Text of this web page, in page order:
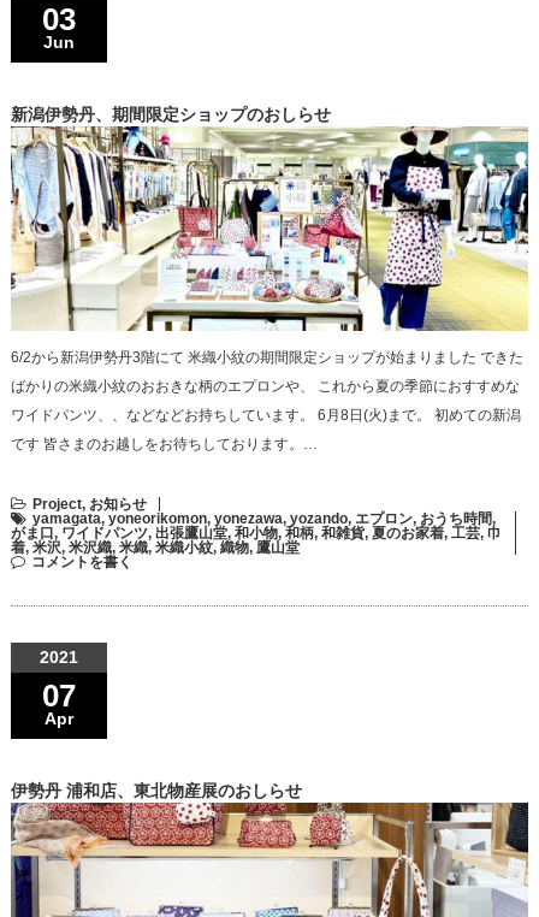
03
Jun
新潟伊勢丹、期間限定ショップのおしらせ
6/2から新潟伊勢丹3階にて 米織小紋の期間限定ショップが始まりました できた
ばかりの米織小紋のおおきな柄のエプロンや、 これから夏の季節におすすめな
ワイドパンツ、、などなどお持ちしています。 6月8日(火)まで。 初めての新潟
です 皆さまのお越しをお待ちしております。…
Project, お知らせ
yamagata, yoneorikomon, yonezawa, yozando, エプロン, おうち時間,
がま口, ワイドパンツ, 出張鷹山堂, 和小物, 和柄, 和雑貨, 夏のお家着, 工芸, 巾
着, 米沢, 米沢織, 米織, 米織小紋, 織物, 鷹山堂
コメントを書く
2021
07
Apr
伊勢丹 浦和店、東北物産展のおしらせ